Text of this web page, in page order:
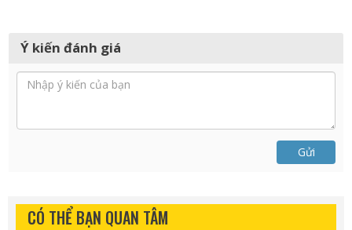
Ý kiến đánh giá
Gửi
CÓ THỂ BẠN QUAN TÂM